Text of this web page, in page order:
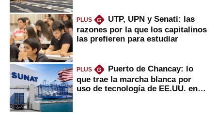
PLUS G
UTP, UPN y Senati: las
razones por la que los capitalinos
las prefieren para estudiar
PLUS G
Puerto de Chancay: lo
que trae la marcha blanca por
uso de tecnología de EE.UU. en